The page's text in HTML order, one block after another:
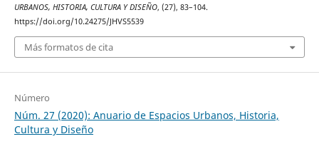
URBANOS, HISTORIA, CULTURA Y DISEÑO, (27), 83–104.
https://doi.org/10.24275/JHVS5539
Más formatos de cita
Número
Núm. 27 (2020): Anuario de Espacios Urbanos, Historia,
Cultura y Diseño